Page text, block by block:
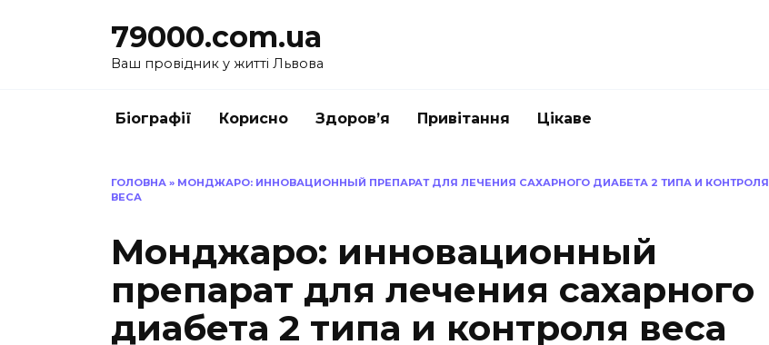
79000.com.ua
Ваш провідник у житті Львова
Біографії Корисно Здоров’я Привітання Цікаве
ГОЛОВНА » МОНДЖАРО: ИННОВАЦИОННЫЙ ПРЕПАРАТ ДЛЯ ЛЕЧЕНИЯ САХАРНОГО ДИАБЕТА 2 ТИПА И КОНТРОЛЯ
ВЕСА
Монджаро: инновационный
препарат для лечения сахарного
диабета 2 типа и контроля веса